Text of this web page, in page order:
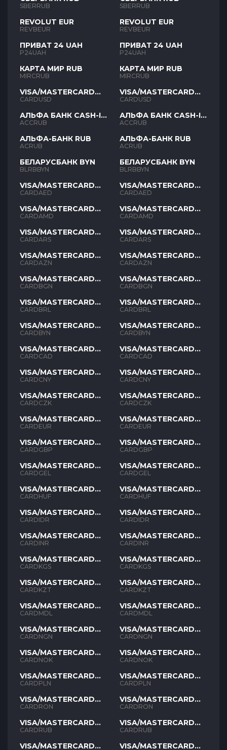
SBERRUB
REVOLUT EUR
REVBEUR
ПРИВАТ 24 UAH
P24UAH
КАРТА МИР RUB
MIRCRUB
VISA/MASTERCARD
USD
CARDUSD
АЛЬФА БАНК CASH-IN
RUB
ACCRUB
АЛЬФА-БАНК RUB
ACRUB
БЕЛАРУСБАНК BYN
BLRBBYN
VISA/MASTERCARD
AED
CARDAED
VISA/MASTERCARD
AMD
CARDAMD
VISA/MASTERCARD
ARS
CARDARS
VISA/MASTERCARD
AZN
CARDAZN
VISA/MASTERCARD
BGN
CARDBGN
VISA/MASTERCARD
BRL
CARDBRL
VISA/MASTERCARD
BYN
CARDBYN
VISA/MASTERCARD
CAD
CARDCAD
VISA/MASTERCARD
CNY
CARDCNY
VISA/MASTERCARD
CZK
CARDCZK
VISA/MASTERCARD
EUR
CARDEUR
VISA/MASTERCARD
GBP
CARDGBP
VISA/MASTERCARD
GEL
CARDGEL
VISA/MASTERCARD
HUF
CARDHUF
VISA/MASTERCARD
IDR
CARDIDR
VISA/MASTERCARD
INR
CARDINR
VISA/MASTERCARD
KGS
CARDKGS
VISA/MASTERCARD
KZT
CARDKZT
VISA/MASTERCARD
MDL
CARDMDL
VISA/MASTERCARD
NGN
CARDNGN
VISA/MASTERCARD
NOK
CARDNOK
VISA/MASTERCARD
PLN
CARDPLN
VISA/MASTERCARD
RON
CARDRON
VISA/MASTERCARD
RUB
CARDRUB
VISA/MASTERCARD
SBERRUB
REVOLUT EUR
REVBEUR
ПРИВАТ 24 UAH
P24UAH
КАРТА МИР RUB
MIRCRUB
VISA/MASTERCARD
USD
CARDUSD
АЛЬФА БАНК CASH-IN
RUB
ACCRUB
АЛЬФА-БАНК RUB
ACRUB
БЕЛАРУСБАНК BYN
BLRBBYN
VISA/MASTERCARD
AED
CARDAED
VISA/MASTERCARD
AMD
CARDAMD
VISA/MASTERCARD
ARS
CARDARS
VISA/MASTERCARD
AZN
CARDAZN
VISA/MASTERCARD
BGN
CARDBGN
VISA/MASTERCARD
BRL
CARDBRL
VISA/MASTERCARD
BYN
CARDBYN
VISA/MASTERCARD
CAD
CARDCAD
VISA/MASTERCARD
CNY
CARDCNY
VISA/MASTERCARD
CZK
CARDCZK
VISA/MASTERCARD
EUR
CARDEUR
VISA/MASTERCARD
GBP
CARDGBP
VISA/MASTERCARD
GEL
CARDGEL
VISA/MASTERCARD
HUF
CARDHUF
VISA/MASTERCARD
IDR
CARDIDR
VISA/MASTERCARD
INR
CARDINR
VISA/MASTERCARD
KGS
CARDKGS
VISA/MASTERCARD
KZT
CARDKZT
VISA/MASTERCARD
MDL
CARDMDL
VISA/MASTERCARD
NGN
CARDNGN
VISA/MASTERCARD
NOK
CARDNOK
VISA/MASTERCARD
PLN
CARDPLN
VISA/MASTERCARD
RON
CARDRON
VISA/MASTERCARD
RUB
CARDRUB
VISA/MASTERCARD